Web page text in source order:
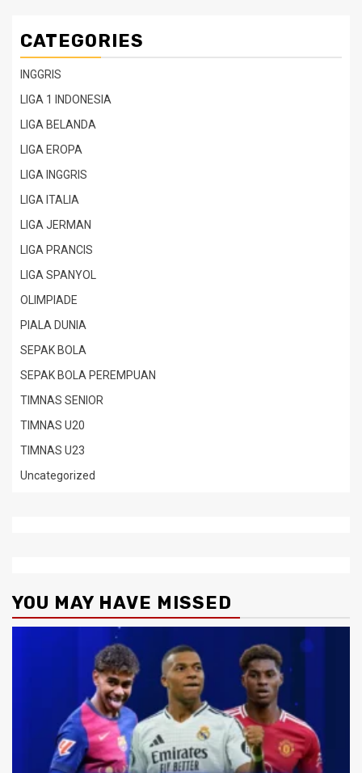
CATEGORIES
INGGRIS
LIGA 1 INDONESIA
LIGA BELANDA
LIGA EROPA
LIGA INGGRIS
LIGA ITALIA
LIGA JERMAN
LIGA PRANCIS
LIGA SPANYOL
OLIMPIADE
PIALA DUNIA
SEPAK BOLA
SEPAK BOLA PEREMPUAN
TIMNAS SENIOR
TIMNAS U20
TIMNAS U23
Uncategorized
YOU MAY HAVE MISSED